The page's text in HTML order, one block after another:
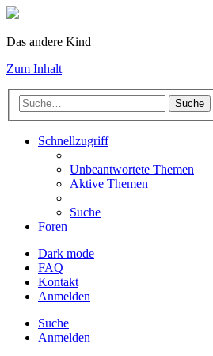
Das andere Kind
Zum Inhalt
Suche
Schnellzugriff
Unbeantwortete Themen
Aktive Themen
Suche
Foren
Dark mode
FAQ
Kontakt
Anmelden
Suche
Anmelden